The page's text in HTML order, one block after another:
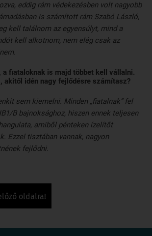
eddig rám védekezésben volt nagyobb
is számított rám Szabó László,
kell találnom az egyensúlyt, mind a
kell alkotnom, nem elég csak az
a fiataloknak is majd többet kell vállalni.
akitől idén nagy fejlődésre számítasz?
sem kiemelni. Minden „fiatalnak” fel
B bajnoksághoz, hiszen ennek teljesen
amiből pénteken ízelítőt
Ezzel tisztában vannak, nagyon
fejlődni.
oldalra!